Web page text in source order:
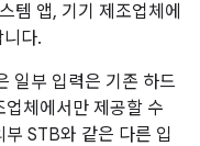
템 앱, 기기 제조업체에
다.
일부 입력은 기존 하드
체에서만 제공할 수
STB와 같은 다른 입